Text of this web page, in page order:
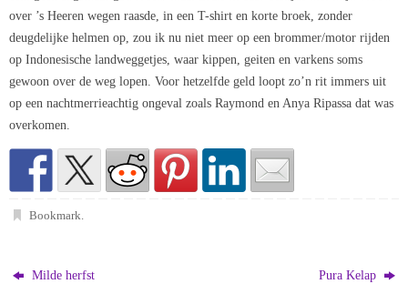
over ’s Heeren wegen raasde, in een T-shirt en korte broek, zonder
deugdelijke helmen op, zou ik nu niet meer op een brommer/motor rijden
op Indonesische landweggetjes, waar kippen, geiten en varkens soms
gewoon over de weg lopen. Voor hetzelfde geld loopt zo’n rit immers uit
op een nachtmerrieachtig ongeval zoals Raymond en Anya Ripassa dat was
overkomen.
Bookmark.
Milde herfst Pura Kelap